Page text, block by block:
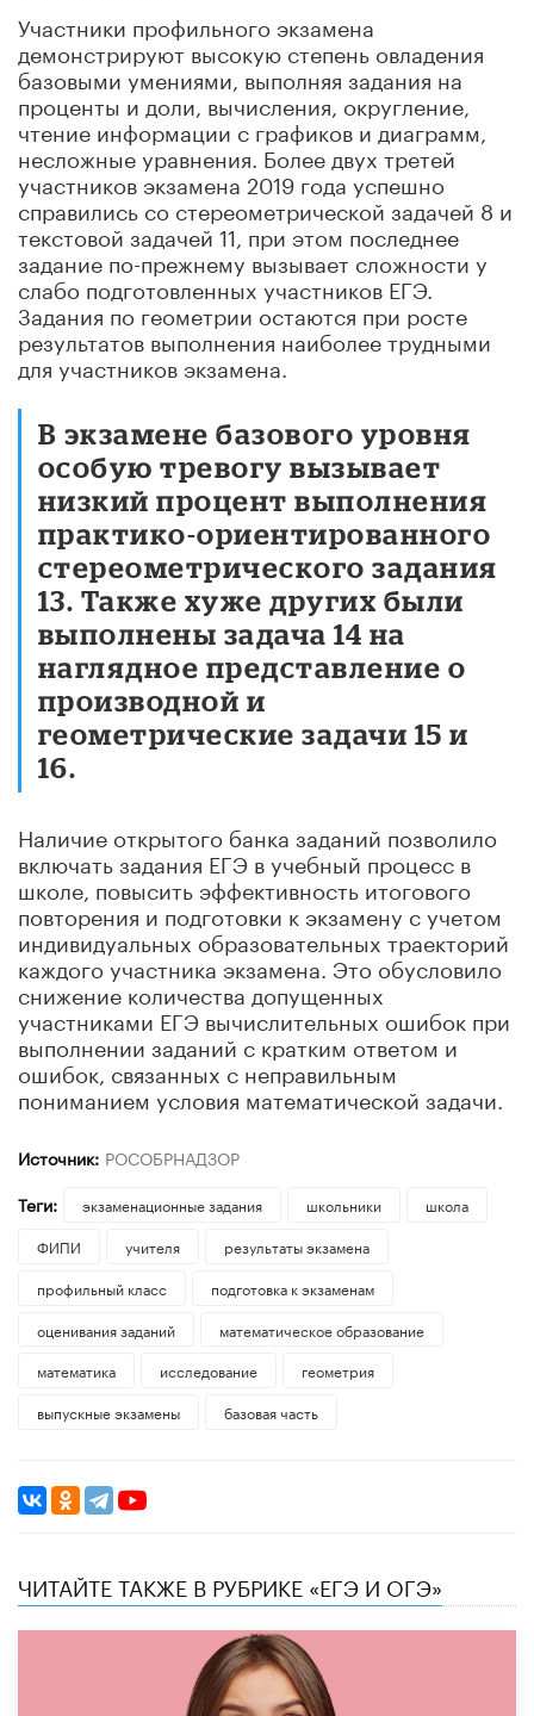
Участники профильного экзамена
демонстрируют высокую степень овладения
базовыми умениями, выполняя задания на
проценты и доли, вычисления, округление,
чтение информации с графиков и диаграмм,
несложные уравнения. Более двух третей
участников экзамена 2019 года успешно
справились со стереометрической задачей 8 и
текстовой задачей 11, при этом последнее
задание по-прежнему вызывает сложности у
слабо подготовленных участников ЕГЭ.
Задания по геометрии остаются при росте
результатов выполнения наиболее трудными
для участников экзамена.
В экзамене базового уровня
особую тревогу вызывает
низкий процент выполнения
практико-ориентированного
стереометрического задания
13. Также хуже других были
выполнены задача 14 на
наглядное представление о
производной и
геометрические задачи 15 и
16.
Наличие открытого банка заданий позволило
включать задания ЕГЭ в учебный процесс в
школе, повысить эффективность итогового
повторения и подготовки к экзамену с учетом
индивидуальных образовательных траекторий
каждого участника экзамена. Это обусловило
снижение количества допущенных
участниками ЕГЭ вычислительных ошибок при
выполнении заданий с кратким ответом и
ошибок, связанных с неправильным
пониманием условия математической задачи.
Источник: РОСОБРНАДЗОР
Теги:
экзаменационные задания школьники
школа
ФИПИ
учителя
результаты экзамена
профильный класс
подготовка к экзаменам
оценивания заданий
математическое образование
математика
исследование
геометрия
выпускные экзамены
базовая часть
ЧИТАЙТЕ ТАКЖЕ В РУБРИКЕ «ЕГЭ И ОГЭ»